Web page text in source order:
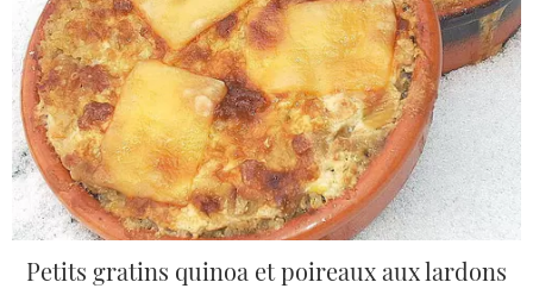
Petits gratins quinoa et poireaux aux lardons